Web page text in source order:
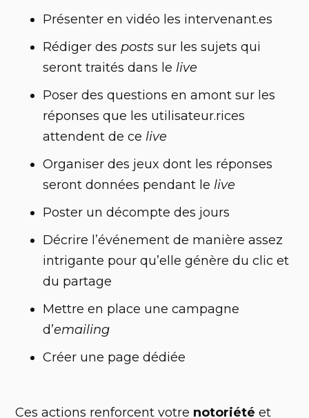
Présenter en vidéo les intervenant.es
Rédiger des posts sur les sujets qui
seront traités dans le live
Poser des questions en amont sur les
réponses que les utilisateur.rices
attendent de ce live
Organiser des jeux dont les réponses
seront données pendant le live
Poster un décompte des jours
Décrire l’événement de manière assez
intrigante pour qu’elle génère du clic et
du partage
Mettre en place une campagne
d’emailing
Créer une page dédiée
Ces actions renforcent votre notoriété et